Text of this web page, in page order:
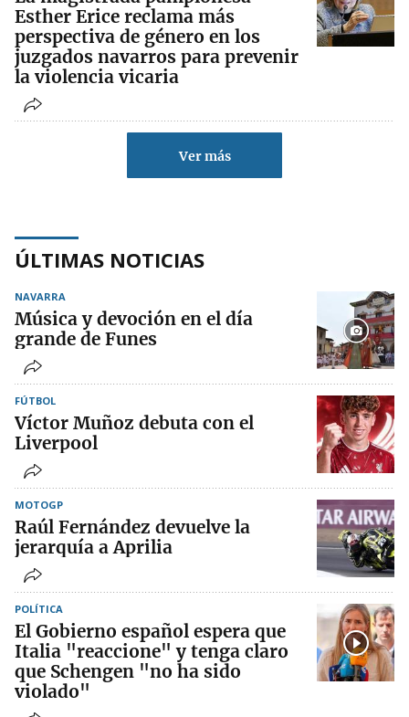
Esther Erice reclama más
perspectiva de género en los
juzgados navarros para prevenir
la violencia vicaria
Ver más
ÚLTIMAS NOTICIAS
NAVARRA
Música y devoción en el día
grande de Funes
FÚTBOL
Víctor Muñoz debuta con el
Liverpool
MOTOGP
Raúl Fernández devuelve la
jerarquía a Aprilia
POLÍTICA
El Gobierno español espera que
Italia "reaccione" y tenga claro
que Schengen "no ha sido
violado"